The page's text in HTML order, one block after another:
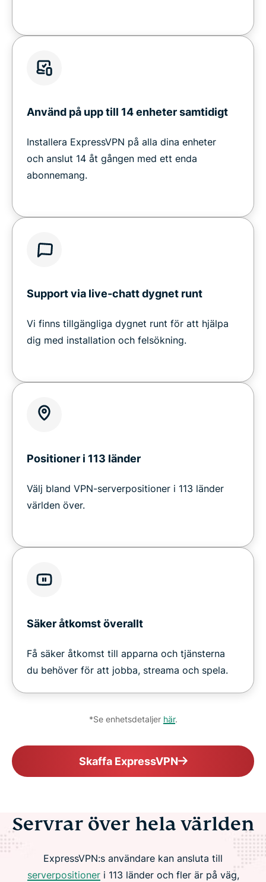
Använd på upp till 14 enheter samtidigt
Installera ExpressVPN på alla dina enheter
och anslut 14 åt gången med ett enda
abonnemang.
Support via live-chatt dygnet runt
Vi finns tillgängliga dygnet runt för att hjälpa
dig med installation och felsökning.
Positioner i 113 länder
Välj bland VPN-serverpositioner i 113 länder
världen över.
Säker åtkomst överallt
Få säker åtkomst till apparna och tjänsterna
du behöver för att jobba, streama och spela.
*Se enhetsdetaljer här.
Skaffa ExpressVPN
Servrar över hela världen
ExpressVPN:s användare kan ansluta till
serverpositioneri 113 länder och fler är på väg,